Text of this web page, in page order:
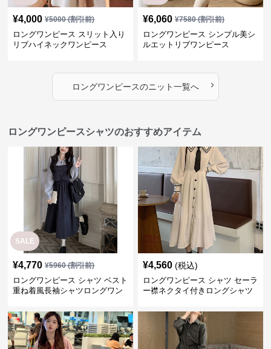
¥4,000 ¥5000(割引前)
ロングワンピース スリット入り
リブハイネックワンピース
¥6,060 ¥7580(割引前)
ロングワンピース シンプル美シ
ルエットリブワンピース
ロングワンピースのニット一覧へ ›
ロングワンピースシャツのおすすめアイテム
SALE
¥4,770 ¥5960(割引前)
ロングワンピース シャツ ベスト
重ね着風長袖シャツロングワン
¥4,560 (税込)
ロングワンピース シャツ セーラ
ー襟ネクタイ付きロングシャツ